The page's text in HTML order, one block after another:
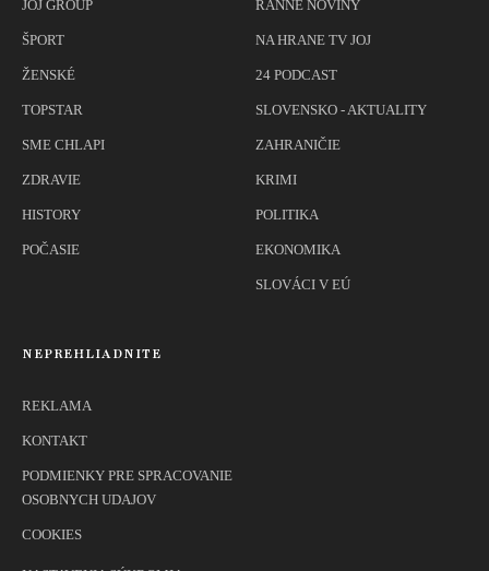
JOJ GROUP
ŠPORT
ŽENSKÉ
TOPSTAR
SME CHLAPI
ZDRAVIE
HISTORY
POČASIE
RANNÉ NOVINY
NA HRANE TV JOJ
24 PODCAST
SLOVENSKO - AKTUALITY
ZAHRANIČIE
KRIMI
POLITIKA
EKONOMIKA
SLOVÁCI V EÚ
NEPREHLIADNITE
REKLAMA
KONTAKT
PODMIENKY PRE SPRACOVANIE
OSOBNYCH UDAJOV
COOKIES